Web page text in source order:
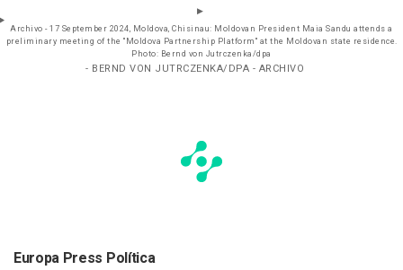
Archivo - 17 September 2024, Moldova, Chisinau: Moldovan President Maia Sandu attends a
preliminary meeting of the "Moldova Partnership Platform" at the Moldovan state residence.
Photo: Bernd von Jutrczenka/dpa
- BERND VON JUTRCZENKA/DPA - ARCHIVO
Europa Press Política